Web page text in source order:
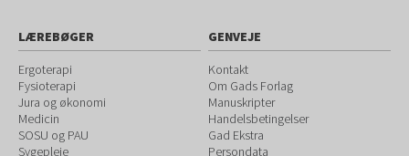
LÆREBØGER
Ergoterapi
Fysioterapi
Jura og økonomi
Medicin
SOSU og PAU
Sygepleje
GENVEJE
Kontakt
Om Gads Forlag
Manuskripter
Handelsbetingelser
Gad Ekstra
Persondata